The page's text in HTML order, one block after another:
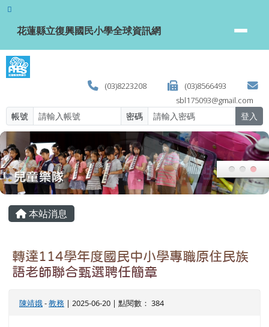
跳至主內容區
花蓮縣立復興國民小學全球資訊網
花蓮縣立復興國民小學全球資訊網
(03)8223208
(03)8566493
sbl175093@gmail.com
帳號 密碼 登入
主內容區域
本站消息
轉達114學年度國民中小學專職原住民族
語老師聯合甄選聘任簡章
陳靖娥-教務 | 2025-06-20 | 點閱數： 384
頁尾區域